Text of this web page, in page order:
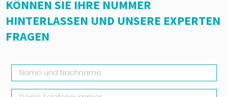
KÖNNEN SIE IHRE NUMMER
HINTERLASSEN UND UNSERE EXPERTEN
FRAGEN